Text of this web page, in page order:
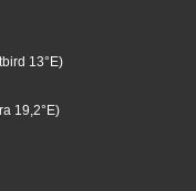
13°E)
19,2°E)